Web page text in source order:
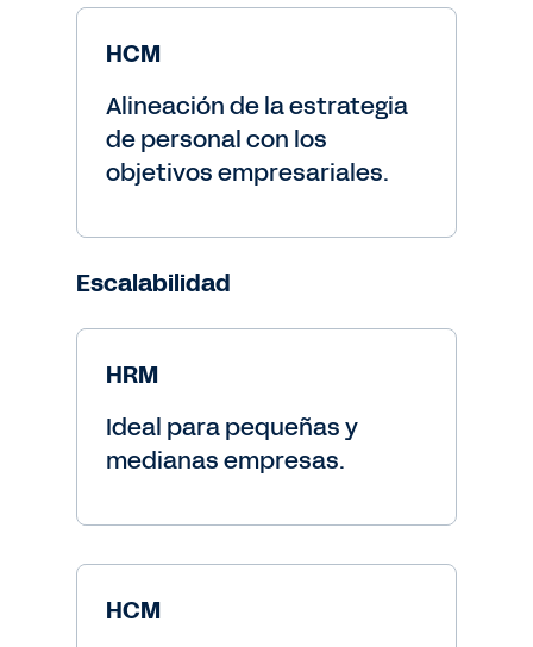
HCM
Alineación de la estrategia
de personal con los
objetivos empresariales.
Escalabilidad
HRM
Ideal para pequeñas y
medianas empresas.
HCM